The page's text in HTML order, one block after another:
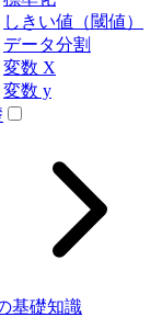
しきい値（閾値）
データ分割
変数 X
変数 y
基礎知識